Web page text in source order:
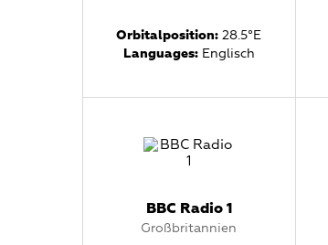
Orbitalposition: 28.5°E
Languages:Englisch
BBC Radio 1
Großbritannien